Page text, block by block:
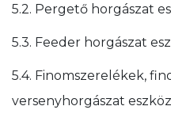
5.2. Pergető horgászat
5.3. Feeder horgászat
5.4. Finomszerelékek,
versenyhorgászat